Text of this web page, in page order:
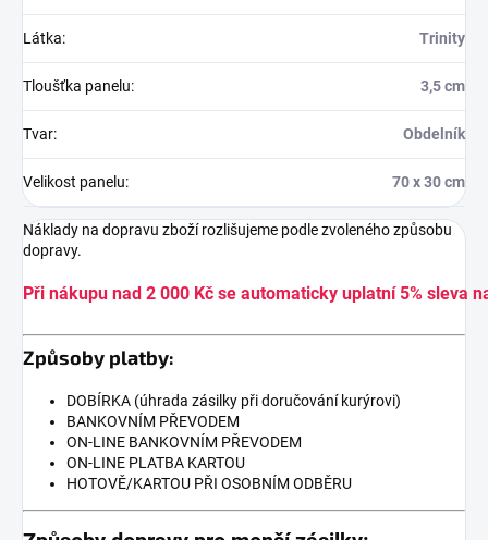
Látka: Trinity
Tloušťka panelu: 3,5 cm
Tvar: Obdelník
Velikost panelu: 70 x 30 cm
Náklady na dopravu zboží rozlišujeme podle zvoleného způsobu
dopravy.
Při nákupu nad 2 000 Kč se automaticky uplatní 5% sleva
Způsoby platby:
DOBÍRKA (úhrada zásilky při doručování kurýrovi)
BANKOVNÍM PŘEVODEM
ON-LINE BANKOVNÍM PŘEVODEM
ON-LINE PLATBA KARTOU
HOTOVĚ/KARTOU PŘI OSOBNÍM ODBĚRU